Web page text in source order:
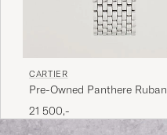
CARTIER
Pre-Owned Panthere Ruban
21 500,-